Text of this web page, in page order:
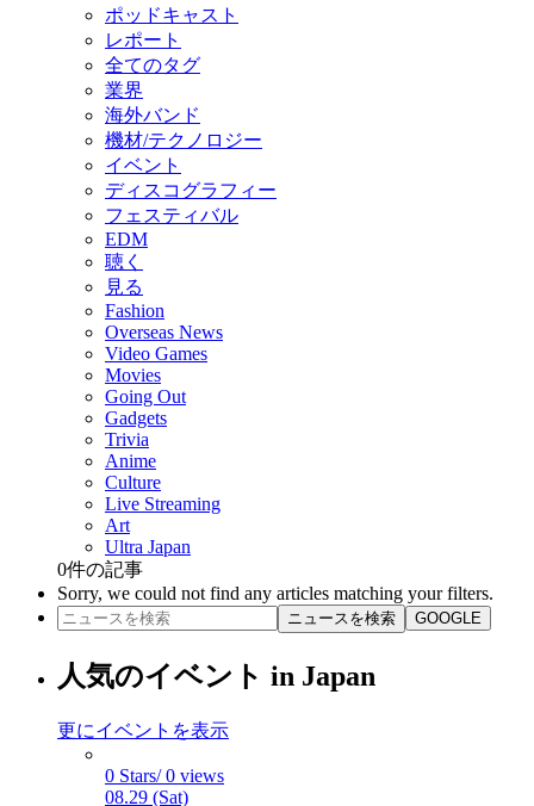
ポッドキャスト
レポート
全てのタグ
業界
海外バンド
機材/テクノロジー
イベント
ディスコグラフィー
フェスティバル
EDM
聴く
見る
Fashion
Overseas News
Video Games
Movies
Going Out
Gadgets
Trivia
Anime
Culture
Live Streaming
Art
Ultra Japan
0件の記事
Sorry, we could not find any articles matching your filters.
ニュースを検索 GOOGLE
人気のイベント in Japan
更にイベントを表示
0 Stars/ 0 views
08.29 (Sat)